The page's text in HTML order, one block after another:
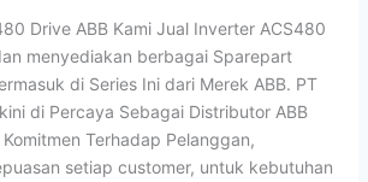
Drive ABB Kami Jual Inverter ACS480
menyediakan berbagai Sparepart
di Series Ini dari Merek ABB. PT
di Percaya Sebagai Distributor ABB
Terhadap Pelanggan,
setiap customer, untuk kebutuhan